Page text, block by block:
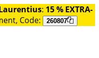
: 15 % EXTRA-
Code: 260807